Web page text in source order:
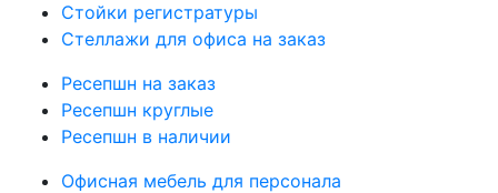
Стойки регистратуры
Стеллажи для офиса на заказ
Ресепшн на заказ
Ресепшн круглые
Ресепшн в наличии
Офисная мебель для персонала